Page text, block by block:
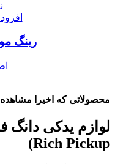
رینگ
محصولاتی که اخیرا مشاهده
Rich Pickup)